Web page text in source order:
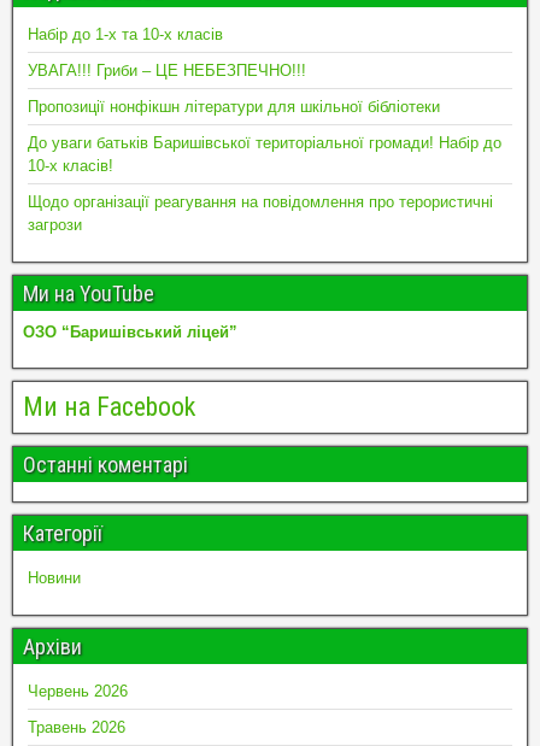
Набір до 1-х та 10-х класів
УВАГА!!! Гриби – ЦЕ НЕБЕЗПЕЧНО!!!
Пропозиції нонфікшн літератури для шкільної бібліотеки
До уваги батьків Баришівської територіальної громади! Набір до
10-х класів!
Щодо організації реагування на повідомлення про терористичні
загрози
Ми на YouTube
ОЗО “Баришівський ліцей”
Ми на Facebook
Останні коментарі
Категорії
Новини
Архіви
Червень 2026
Травень 2026